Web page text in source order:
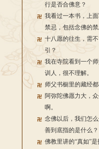
行是否合佛意？
我看过一本书，上
禁忌，包括念佛的禁
十八愿的往生，需
引？
我在寺院看到一个
训人，很不理解。
师父书橱里的藏经
阿弥陀佛愿力大，
啊。
念佛以后，我们怎
善到底指的是什么？
佛教里讲的“真如”是